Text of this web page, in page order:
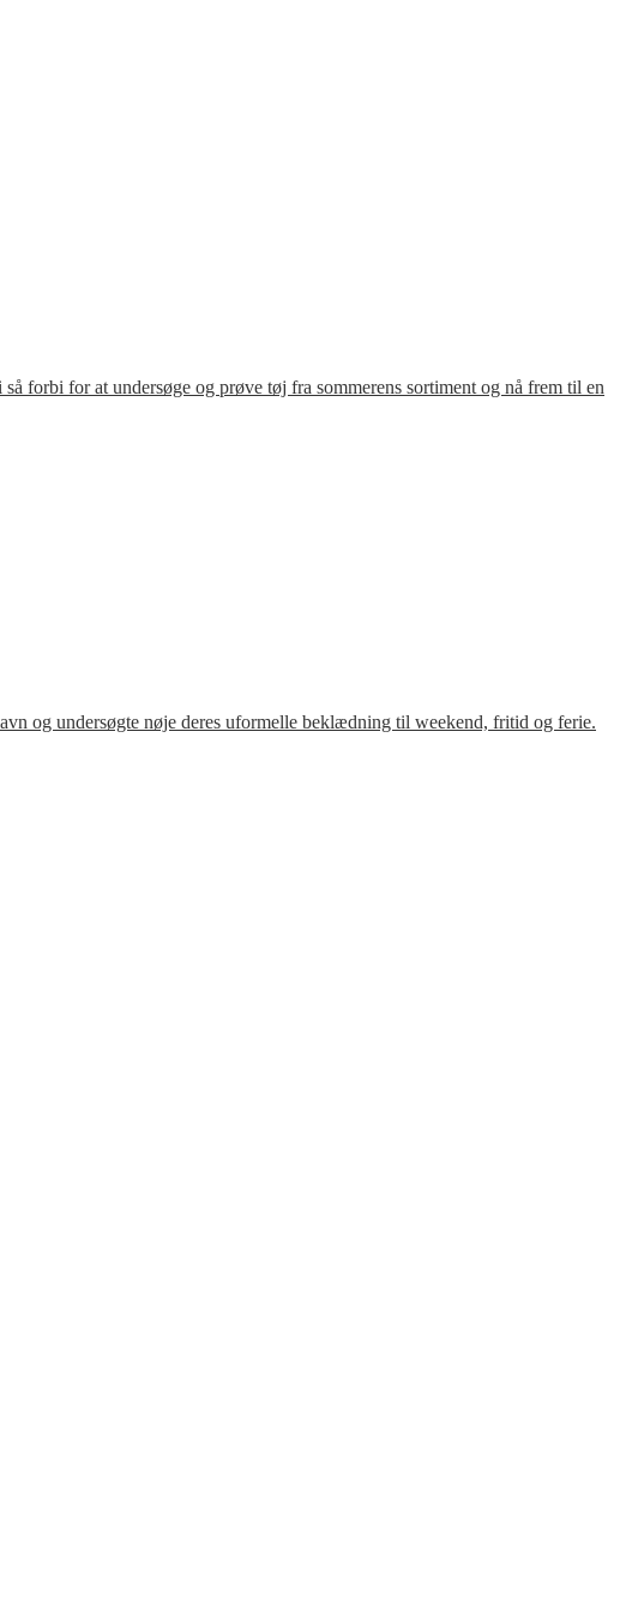
forbi for at undersøge og prøve tøj fra sommerens sortiment og nå frem til en
og undersøgte nøje deres uformelle beklædning til weekend, fritid og ferie.